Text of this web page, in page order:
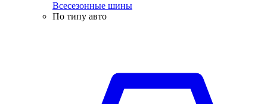
Всесезонные шины
По типу авто